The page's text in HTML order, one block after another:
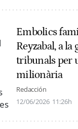
Embolics
Reyzabal, a la
tribunals per
milionària
Redacción
12/06/2026 11:26h